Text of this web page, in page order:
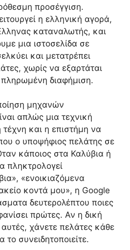
προσέγγιση.
η ελληνική αγορά,
καταναλωτής, και
μια ιστοσελίδα σε
και μετατρέπει
χωρίς να εξαρτάται
διαφήμιση.
μηχανών
απλώς μια τεχνική
τέχνη και η επιστήμη να
ο υποψήφιος πελάτης σε
κάποιος στα Καλύβια ή
πληκτρολογεί
«ενοικιαζόμενα
κοντά μου», η Google
δευτερολέπτου ποιες
πρώτες. Αν η δική
χάνετε πελάτες κάθε
συνειδητοποιείτε.